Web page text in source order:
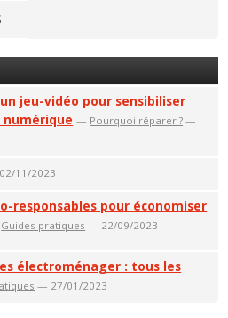
jeu-vidéo pour sensibiliser
numérique — Pourquoi réparer ? —
11/2023
responsables pour économiser
Guides pratiques — 22/09/2023
électroménager : tous les
— 27/01/2023